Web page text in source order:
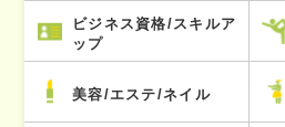
ビジネス資格/スキルア
ップ
美容/エステ/ネイル